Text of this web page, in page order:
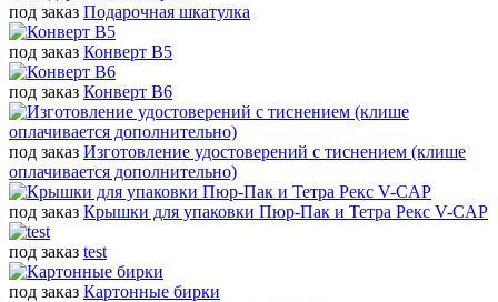
под заказ Подарочная шкатулка
под заказ Конверт B5
под заказ Конверт B6
под заказ Изготовление удостоверений с тиснением (клише
оплачивается дополнительно)
под заказ Крышки для упаковки Пюр-Пак и Тетра Рекс V-CAP
под заказ test
под заказ Картонные бирки